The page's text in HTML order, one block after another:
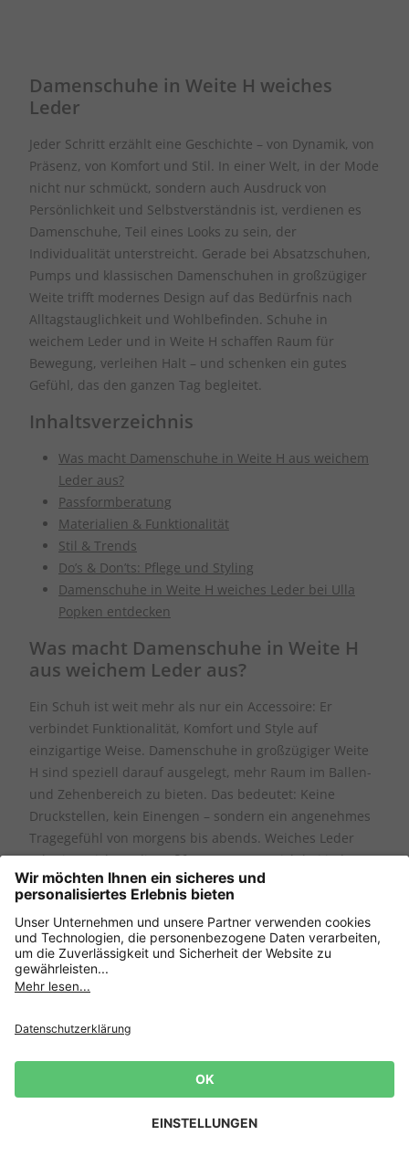
Damenschuhe in Weite H weiches
Leder
Jeder Schritt erzählt eine Geschichte – von Dynamik, von
Präsenz, von Komfort und Stil. In einer Welt, in der Mode
nicht nur schmückt, sondern auch Ausdruck von
Persönlichkeit und Selbstverständnis ist, verdienen es
Damenschuhe, Teil eines Looks zu sein, der
Individualität unterstreicht. Gerade bei Absatzschuhen,
Pumps und klassischen Damenschuhen in großzügiger
Weite trifft modernes Design auf das Bedürfnis nach
Alltagstauglichkeit und Wohlbefinden. Schuhe in
weichem Leder und in Weite H schaffen Raum für
Bewegung, verleihen Halt – und schenken ein gutes
Gefühl, das den ganzen Tag begleitet.
Inhaltsverzeichnis
Was macht Damenschuhe in Weite H aus weichem
Leder aus?
Passformberatung
Materialien & Funktionalität
Stil & Trends
Do’s & Don’ts: Pflege und Styling
Damenschuhe in Weite H weiches Leder bei Ulla
Popken entdecken
Was macht Damenschuhe in Weite H
aus weichem Leder aus?
Ein Schuh ist weit mehr als nur ein Accessoire: Er
verbindet Funktionalität, Komfort und Style auf
einzigartige Weise. Damenschuhe in großzügiger Weite
H sind speziell darauf ausgelegt, mehr Raum im Ballen-
und Zehenbereich zu bieten. Das bedeutet: Keine
Druckstellen, kein Einengen – sondern ein angenehmes
Tragegefühl von morgens bis abends. Weiches Leder
schmiegt sich an die Fußform an, passt sich bei jedem
Schritt flexibel an und sorgt so für ein harmonisches
Gesamtbild. Diese Schuhe sind gemacht für Menschen,
die Wert auf Bequemlichkeit legen, aber nicht auf
modische Akzente verzichten möchten.
Ob Pumps, klassische Absatzschuhe oder komfortable
Wunsch nach modischer Vielfalt ebenso erfüllt wie das
weichem Echtleder und in Weite H bringen die perfekte
Balance aus Eleganz und Komfort in jeden Tag – und
schenken Selbstvertrauen, das man spürt.
Newsletter
10€ für deine nächste
Bestellung! 👈
Zur Anmeldung